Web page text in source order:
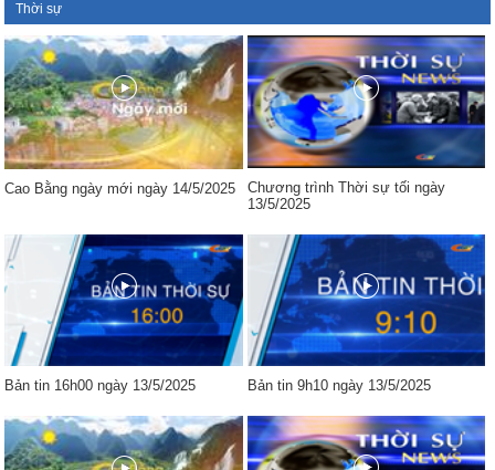
Thời sự
Cao Bằng ngày mới ngày 14/5/2025
Chương trình Thời sự tối ngày
13/5/2025
Bản tin 16h00 ngày 13/5/2025 Bản tin 9h10 ngày 13/5/2025